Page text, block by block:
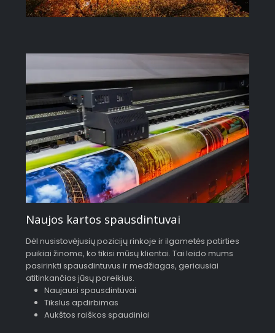
Naujos kartos spausdintuvai
Dėl nusistovėjusių pozicijų rinkoje ir ilgametės patirties
puikiai žinome, ko tikisi mūsų klientai. Tai leido mums
pasirinkti spausdintuvus ir medžiagas, geriausiai
atitinkančias jūsų poreikius.
Naujausi spausdintuvai
Tikslus apdirbimas
Aukštos raiškos spaudiniai